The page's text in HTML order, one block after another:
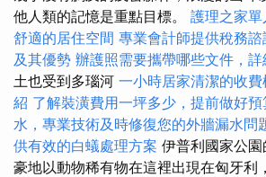
他人類的記憶是重點目標。 護理之家單
舒適的居住空間 專業會計師提供稅務諮
及其優勢 辦護照需要攜帶哪些文件，
土也受到多瑙河 一小時居家清潔的收費
紹 了解裝潢費用一坪多少，提前做好預
水，專業技術及時修復您的外牆漏水問
供有效的白蟻處理方案 伊普利國家公
豪地以動物稀有物在這裡出現在匈牙利